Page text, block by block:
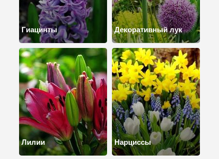
Гиацинты Декоративный лук
Лилии Нарциссы